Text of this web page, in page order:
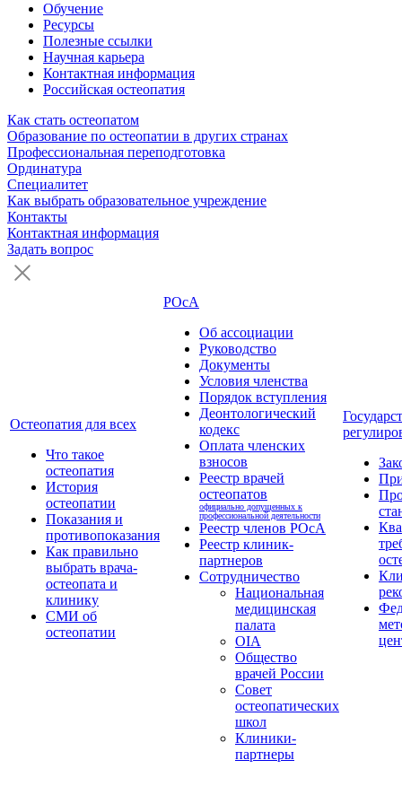
Обучение
Ресурсы
Полезные ссылки
Научная карьера
Контактная информация
Российская остеопатия
Как стать остеопатом
Образование по остеопатии в других странах
Профессиональная переподготовка
Ординатура
Специалитет
Как выбрать образовательное учреждение
Контакты
Контактная информация
Задать вопрос
Остеопатия для всех
Что такое
остеопатия
История
остеопатии
Показания и
противопоказания
Как правильно
выбрать врача-
остеопата и
клинику
СМИ об
остеопатии
РОсА
Об ассоциации
Руководство
Документы
Условия членства
Порядок вступления
Деонтологический
кодекс
Оплата членских
взносов
Реестр врачей
остеопатов
официально допущенных к
профессиональной деятельности
Реестр членов РОсА
Реестр клиник-
партнеров
Сотрудничество
Национальная
медицинская
палата
OIA
Общество
врачей России
Совет
остеопатических
школ
Клиники-
партнеры